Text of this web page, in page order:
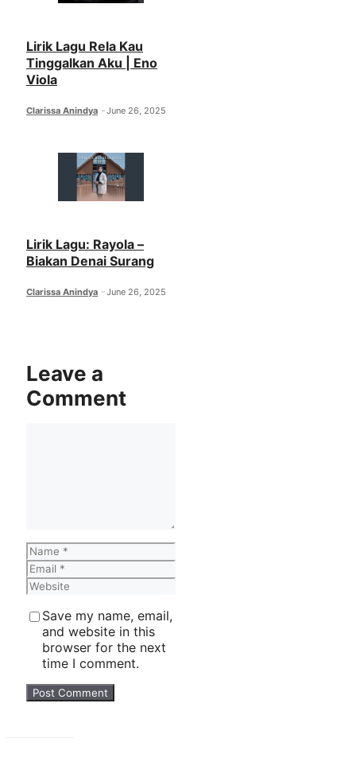
Lirik Lagu Rela Kau
Tinggalkan Aku | Eno
Viola
Clarissa Anindya June 26, 2025
Lirik Lagu: Rayola –
Biakan Denai Surang
Clarissa Anindya June 26, 2025
Leave a
Comment
Name
Email
Website
Save my name, email,
and website in this
browser for the next
time I comment.